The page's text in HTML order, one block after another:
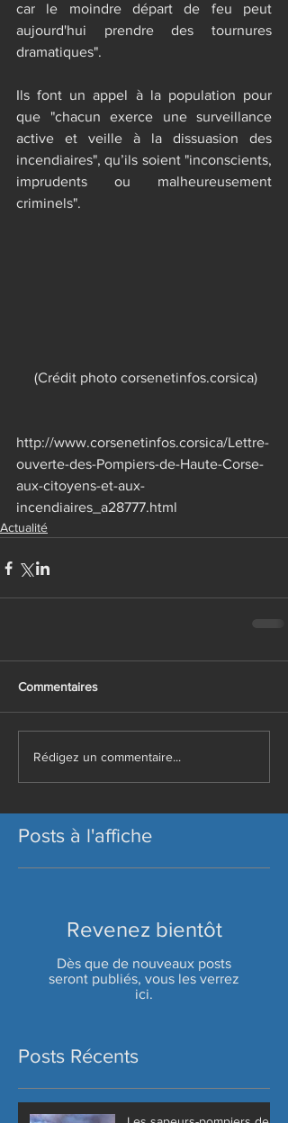
car le moindre départ de feu peut
aujourd'hui prendre des tournures
dramatiques".
Ils font un appel à la population pour
que "chacun exerce une surveillance
active et veille à la dissuasion des
incendiaires", qu’ils soient "inconscients,
imprudents ou malheureusement
criminels".
(Crédit photo corsenetinfos.corsica)
http://www.corsenetinfos.corsica/Lettre-
ouverte-des-Pompiers-de-Haute-Corse-
aux-citoyens-et-aux-
incendiaires_a28777.html
Actualité
Commentaires
Rédigez un commentaire...
Posts à l'affiche
Revenez bientôt
Dès que de nouveaux posts
seront publiés, vous les verrez
ici.
Posts Récents